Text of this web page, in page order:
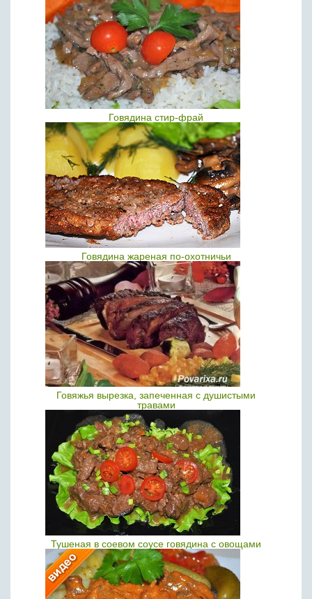
Говядина стир-фрай
Говядина жареная по-охотничьи
Говяжья вырезка, запеченная с душистыми
травами
Тушеная в соевом соусе говядина с овощами